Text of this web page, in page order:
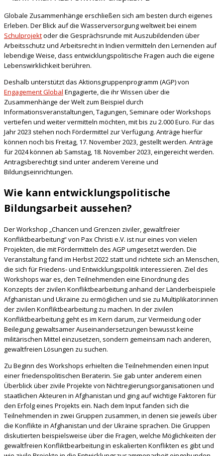
Globale Zusammenhänge erschließen sich am besten durch eigenes
Erleben. Der Blick auf die Wasserversorgung weltweit bei einem
Schulprojektoder die Gesprächsrunde mit Auszubildenden über
Arbeitsschutz und Arbeitsrecht in Indien vermitteln den Lernenden auf
lebendige Weise, dass entwicklungspolitische Fragen auch die eigene
Lebenswirklichkeit berühren.
Deshalb unterstützt das Aktionsgruppenprogramm (AGP) von
Engagement Global Engagierte, die ihr Wissen über die
Zusammenhänge der Welt zum Beispiel durch
Informationsveranstaltungen, Tagungen, Seminare oder Workshops
vertiefen und weiter vermitteln möchten, mit bis zu 2.000 Euro. Für das
Jahr 2023 stehen noch Fördermittel zur Verfügung. Anträge hierfür
können noch bis Freitag, 17. November 2023, gestellt werden. Anträge
für 2024 können ab Samstag, 18. November 2023, eingereicht werden.
Antragsberechtigt sind unter anderem Vereine und
Bildungseinrichtungen.
Wie kann entwicklungspolitische
Bildungsarbeit aussehen?
Der Workshop „Chancen und Grenzen ziviler, gewaltfreier
Konfliktbearbeitung“ von Pax Christi e.V. ist nur eines von vielen
Projekten, die mit Fördermitteln des AGP umgesetzt werden. Die
Veranstaltung fand im Herbst 2022 statt und richtete sich an Menschen,
die sich für Friedens- und Entwicklungspolitik interessieren. Ziel des
Workshops war es, den Teilnehmenden eine Einordnung des
Konzepts der zivilen Konfliktbearbeitung anhand der Länderbeispiele
Afghanistan und Ukraine zu ermöglichen und sie zu Multiplikator:innen
der zivilen Konfliktbearbeitung zu machen. In der zivilen
Konfliktbearbeitung geht es im Kern darum, zur Vermeidung oder
Beilegung gewaltsamer Auseinandersetzungen bewusst keine
militärischen Mittel einzusetzen, sondern gemeinsam nach anderen,
gewaltfreien Lösungen zu suchen.
Zu Beginn des Workshops erhielten die Teilnehmenden einen Input
einer friedenspolitischen Beraterin. Sie gab unter anderem einen
Überblick über zivile Projekte von Nichtregierungsorganisationen und
staatlichen Akteuren in Afghanistan und ging auf wichtige Faktoren für
den Erfolg eines Projekts ein. Nach dem Input fanden sich die
Teilnehmenden in zwei Gruppen zusammen, in denen sie jeweils über
die Konflikte in Afghanistan und der Ukraine sprachen. Die Gruppen
diskutierten beispielsweise über die Fragen, welche Möglichkeiten der
gewaltfreien Konfliktbearbeitung in eskalierten Konflikten es gibt und